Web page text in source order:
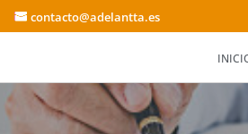
contacto@adelantta.es